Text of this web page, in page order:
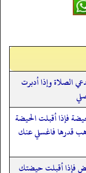
الصلاة وإذا أدبرت
فإذا أقبلت الحيضة
قدرها فاغسلي عنك
فإذا أقبلت حيضتك